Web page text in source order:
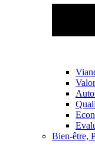
Bien-être,